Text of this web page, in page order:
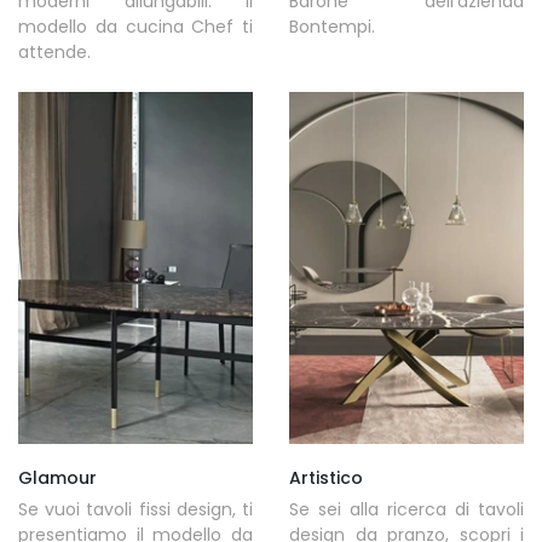
modello da cucina Chef ti
attende.
Bontempi.
Glamour
Se vuoi tavoli fissi design, ti
presentiamo il modello da
Artistico
Se sei alla ricerca di tavoli
design da pranzo, scopri i